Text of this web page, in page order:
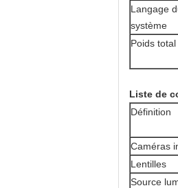
Langage
système
Poids total
Liste de
Définition
Caméras
Lentilles
Source